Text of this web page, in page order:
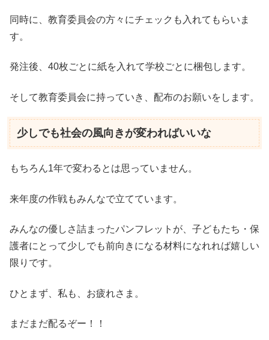
同時に、教育委員会の方々にチェックも入れてもらいま
す。
発注後、40枚ごとに紙を入れて学校ごとに梱包します。
そして教育委員会に持っていき、配布のお願いをします。
少しでも社会の風向きが変わればいいな
もちろん1年で変わるとは思っていません。
来年度の作戦もみんなで立てています。
みんなの優しさ詰まったパンフレットが、子どもたち・保
護者にとって少しでも前向きになる材料になれれば嬉しい
限りです。
ひとまず、私も、お疲れさま。
まだまだ配るぞー！！